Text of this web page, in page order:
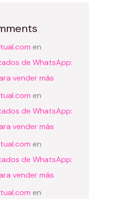
en
de WhatsApp:
vender más
en
de WhatsApp:
vender más
en
de WhatsApp:
vender más
en